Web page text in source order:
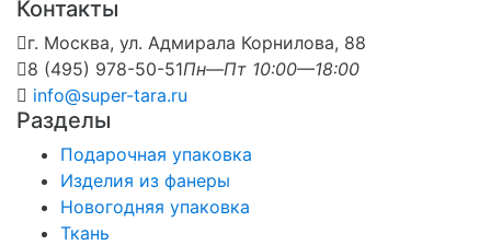
Контакты
г. Москва, ул. Адмирала Корнилова, 88
8 (495) 978-50-51Пн—Пт 10:00—18:00
info@super-tara.ru
Разделы
Подарочная упаковка
Изделия из фанеры
Новогодняя упаковка
Ткань